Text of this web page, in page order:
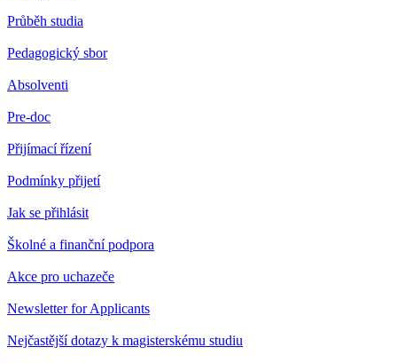
Průběh studia
Pedagogický sbor
Absolventi
Pre-doc
Přijímací řízení
Podmínky přijetí
Jak se přihlásit
Školné a finanční podpora
Akce pro uchazeče
Newsletter for Applicants
Nejčastější dotazy k magisterskému studiu